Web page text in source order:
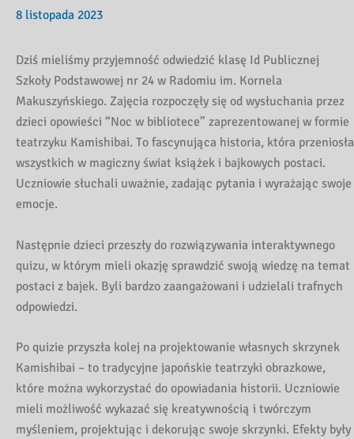
8 listopada 2023
Dziś mieliśmy przyjemność odwiedzić klasę Id Publicznej
Szkoły Podstawowej nr 24 w Radomiu im. Kornela
Makuszyńskiego. Zajęcia rozpoczęły się od wysłuchania przez
dzieci opowieści “Noc w bibliotece” zaprezentowanej w formie
teatrzyku Kamishibai. To fascynująca historia, która przeniosła
wszystkich w magiczny świat książek i bajkowych postaci.
Uczniowie słuchali uważnie, zadając pytania i wyrażając swoje
emocje.
Następnie dzieci przeszły do rozwiązywania interaktywnego
quizu, w którym mieli okazję sprawdzić swoją wiedzę na temat
postaci z bajek. Byli bardzo zaangażowani i udzielali trafnych
odpowiedzi.
Po quizie przyszła kolej na projektowanie własnych skrzynek
Kamishibai – to tradycyjne japońskie teatrzyki obrazkowe,
które można wykorzystać do opowiadania historii. Uczniowie
mieli możliwość wykazać się kreatywnością i twórczym
myśleniem, projektując i dekorując swoje skrzynki. Efekty były